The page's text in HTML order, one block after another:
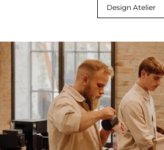
Design Atelier